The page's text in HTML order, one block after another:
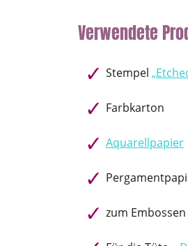
Verwendete
Stempel
Farbkarton
Aquarellpapier
zum